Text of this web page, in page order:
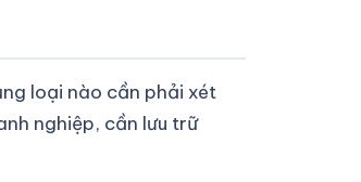
loại nào cần phải xét
nghiệp, cần lưu trữ